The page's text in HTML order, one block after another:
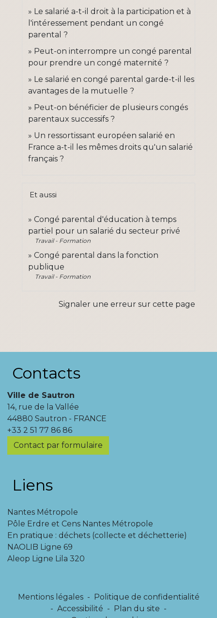
Le salarié a-t-il droit à la participation et à
l'intéressement pendant un congé
parental ?
Peut-on interrompre un congé parental
pour prendre un congé maternité ?
Le salarié en congé parental garde-t-il les
avantages de la mutuelle ?
Peut-on bénéficier de plusieurs congés
parentaux successifs ?
Un ressortissant européen salarié en
France a-t-il les mêmes droits qu'un salarié
français ?
Et aussi
Congé parental d'éducation à temps
partiel pour un salarié du secteur privé
Travail - Formation
Congé parental dans la fonction
publique
Travail - Formation
Signaler une erreur sur cette page
Contacts
Ville de Sautron
14, rue de la Vallée
44880 Sautron - FRANCE
+33 2 51 77 86 86
Contact par formulaire
Liens
Nantes Métropole
Pôle Erdre et Cens Nantes Métropole
En pratique : déchets (collecte et déchetterie)
NAOLIB Ligne 69
Aleop Ligne Lila 320
Mentions légales - Politique de confidentialité
- Accessibilité - Plan du site -